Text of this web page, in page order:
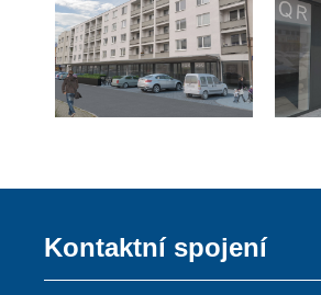
Kontaktní spojení